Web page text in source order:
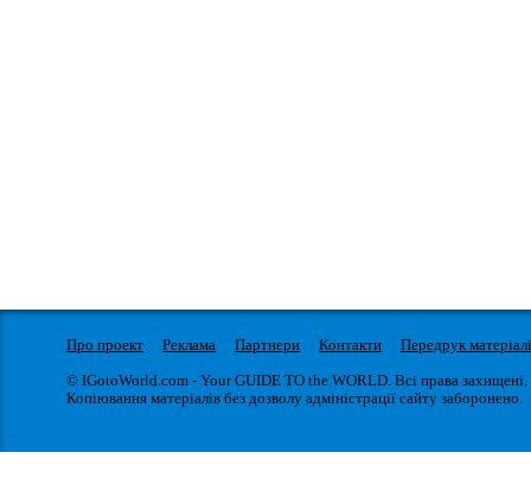
Про проект Реклама Партнери Контакти
Передрук
© IGotoWorld.com - Your GUIDE TO the WORLD. Всі права захищені.
Копіювання матеріалів без дозволу адміністрації сайту заборонено.